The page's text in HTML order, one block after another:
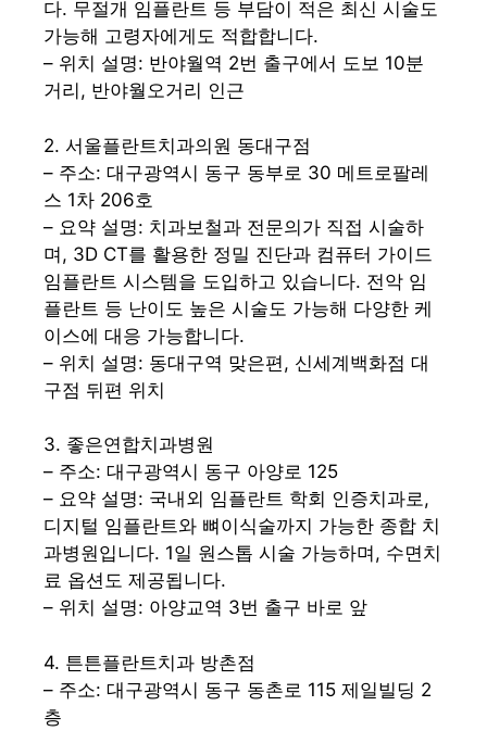
다. 무절개 임플란트 등 부담이 적은 최신 시술도
가능해 고령자에게도 적합합니다.
– 위치 설명: 반야월역 2번 출구에서 도보 10분
거리, 반야월오거리 인근
2. 서울플란트치과의원 동대구점
– 주소: 대구광역시 동구 동부로 30 메트로팔레
스 1차 206호
– 요약 설명: 치과보철과 전문의가 직접 시술하
며, 3D CT를 활용한 정밀 진단과 컴퓨터 가이드
임플란트 시스템을 도입하고 있습니다. 전악 임
플란트 등 난이도 높은 시술도 가능해 다양한 케
이스에 대응 가능합니다.
– 위치 설명: 동대구역 맞은편, 신세계백화점 대
구점 뒤편 위치
3. 좋은연합치과병원
– 주소: 대구광역시 동구 아양로 125
– 요약 설명: 국내외 임플란트 학회 인증치과로,
디지털 임플란트와 뼈이식술까지 가능한 종합 치
과병원입니다. 1일 원스톱 시술 가능하며, 수면치
료 옵션도 제공됩니다.
– 위치 설명: 아양교역 3번 출구 바로 앞
4. 튼튼플란트치과 방촌점
– 주소: 대구광역시 동구 동촌로 115 제일빌딩 2
층